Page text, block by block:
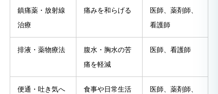
鎮痛薬・放射線
治療
痛みを和らげる
医師、薬剤師、
看護師
排液・薬物療法
腹水・胸水の苦
痛を軽減
医師、看護師
便通・吐き気へ
食事や日常生活
医師、薬剤師、